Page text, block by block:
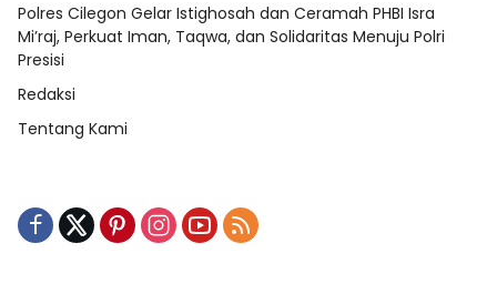
Polres Cilegon Gelar Istighosah dan Ceramah PHBI Isra
Mi’raj, Perkuat Iman, Taqwa, dan Solidaritas Menuju Polri
Presisi
Redaksi
Tentang Kami